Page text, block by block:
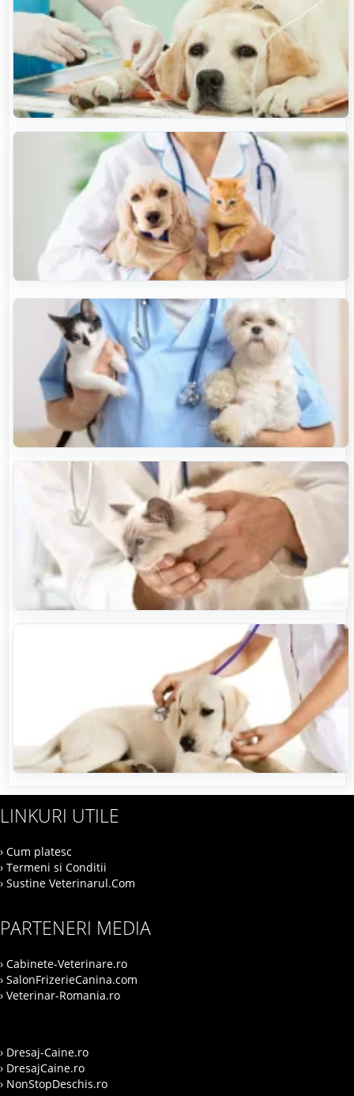
LINKURI UTILE
› Cum platesc
› Termeni si Conditii
› Sustine Veterinarul.Com
PARTENERI MEDIA
› Cabinete-Veterinare.ro
› SalonFrizerieCanina.com
› Veterinar-Romania.ro
› Dresaj-Caine.ro
› DresajCaine.ro
› NonStopDeschis.ro